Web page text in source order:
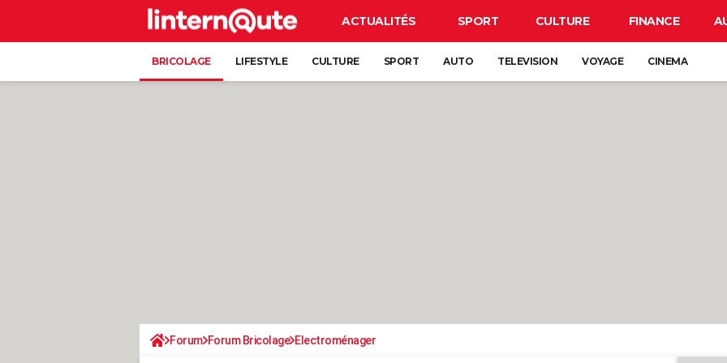
ACTUALITÉS SPORT CULTURE FINANCE
BRICOLAGE LIFESTYLE CULTURE SPORT AUTO TELEVISION VOYAGE CINEMA
Forum Forum Bricolage Electroménager